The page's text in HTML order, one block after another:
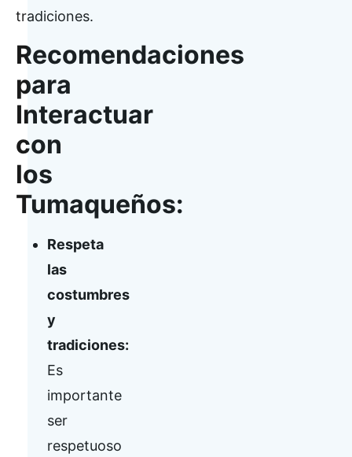
tradiciones.
Recomendaciones
para
Interactuar
con
los
Tumaqueños:
Respeta
las
costumbres
y
tradiciones:
Es
importante
ser
respetuoso